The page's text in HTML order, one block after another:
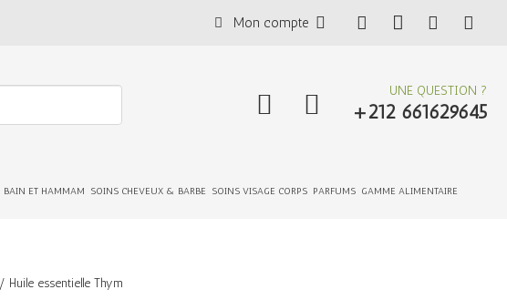
Mon compte
UNE QUESTION ?
+212 661629645
BAIN ET HAMMAM SOINS CHEVEUX & BARBE SOINS VISAGE CORPS PARFUMS GAMME ALIMENTAIRE
/ Huile essentielle Thym